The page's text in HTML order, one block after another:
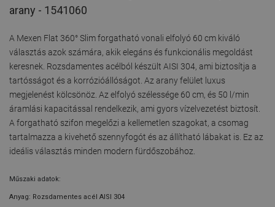
arany - 1541060
A Mexen Flat 360° Slim forgatható vonali elfolyó 60 cm kiváló
választás azok számára, akik elegáns és funkcionális megoldást
keresnek. Rozsdamentes acélból készült AISI 304, ami biztosítja a
tartósságot és a korrózióállóságot. Az arany felület luxus
megjelenést kölcsönöz. Az elfolyó szélessége 60 cm, és 50 l/min
áramlási kapacitással rendelkezik, ami gyors vízelvezetést biztosít.
A forgatható szifon megelőzi a kellemetlen szagokat, a csomag
tartalmazza a kivehető szennyfogót és az állítható lábakat is. Ez az
ideális választás minden modern fürdőszobához.
Műszaki adatok:
Anyag: Rozsdamentes acél AISI 304